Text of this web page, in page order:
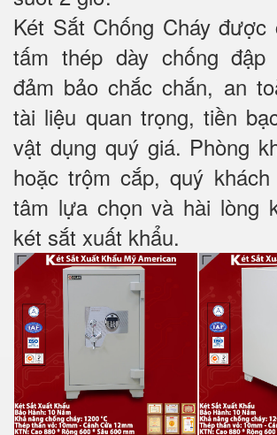
Két Sắt Chống Cháy được
tấm thép dày chống đập
đảm bảo chắc chắn, an
tài liệu quan trọng, tiền
vật dụng quý giá. Phòng
hoặc trộm cắp, quý
tâm lựa chọn và hài lòng
két sắt xuất khẩu.